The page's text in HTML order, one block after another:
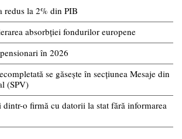
redus la 2% din PIB
absorbției fondurilor europene
în 2026
se găsește în secțiunea Mesaje din
(SPV)
o firmă cu datorii la stat fără informarea